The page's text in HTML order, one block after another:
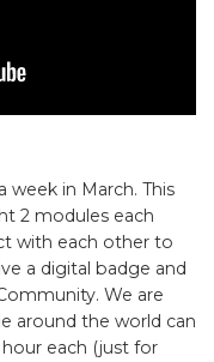
week in March. This
2 modules each
with each other to
a digital badge and
We are
around the world can
each (just for